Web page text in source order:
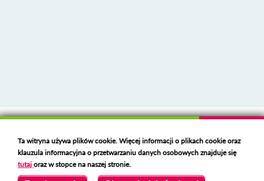
Deklaracja dostępności
Polski serwer RBLhttps://polspam.pl/
Copyright 2023 Urząd Miejski w Opolu Lubelskim
Ta witryna używa plików cookie. Więcej informacji o plikach cookie oraz
klauzula informacyjna o przetwarzaniu danych osobowych znajduje się
tutajoraz w stopce na naszej stronie.